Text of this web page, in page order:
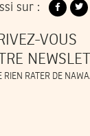
sur :
VOUS
RIEN RATER DE